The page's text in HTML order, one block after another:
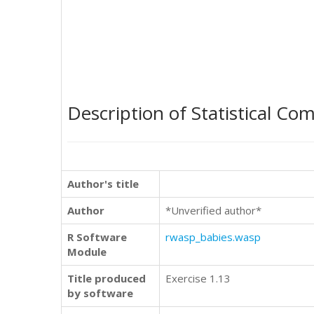
Description of Statistical
Author's title
Author
*Unverified author*
R Software
Module
rwasp_babies.wasp
Title produced
by software
Exercise 1.13